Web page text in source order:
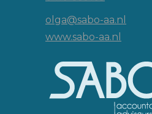
olga@sabo-aa.nl
www.sabo-aa.nl